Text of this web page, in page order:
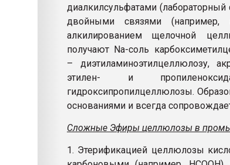
диалкилсульфатами
двойными связями (например,
алкилированием щелочной
получают Na-соль
– диэтиламиноэтилцеллюлозу,
этилен- и
гидроксипропилцеллюлозы.
основаниями и всегда
Сложные Эфиры целлюлозы в
1. Этерификацией целлюлозы